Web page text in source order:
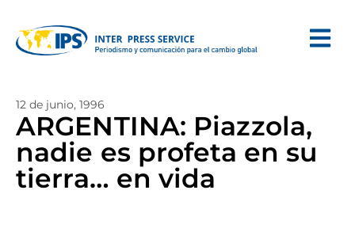
12 de junio, 1996
ARGENTINA: Piazzola,
nadie es profeta en su
tierra… en vida